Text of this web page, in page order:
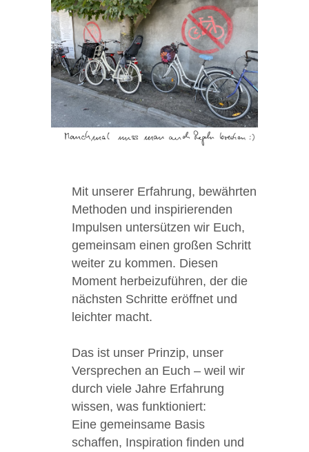
Mit unserer Erfahrung, bewährten
Methoden und inspirierenden
Impulsen untersützen wir Euch,
gemeinsam einen großen Schritt
weiter zu kommen. Diesen
Moment herbeizuführen, der die
nächsten Schritte eröffnet und
leichter macht.
Das ist unser Prinzip, unser
Versprechen an Euch – weil wir
durch viele Jahre Erfahrung
wissen, was funktioniert:
Eine gemeinsame Basis
schaffen, Inspiration finden und